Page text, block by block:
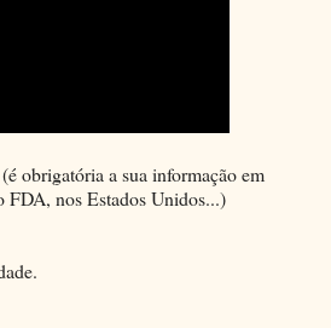
obrigatória a sua informação em
FDA, nos Estados Unidos...)